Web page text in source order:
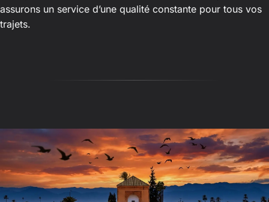
assurons un service d’une qualité constante pour tous vos
trajets.